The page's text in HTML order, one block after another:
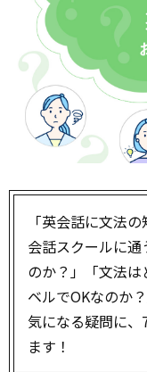
「英会話に文法
会話スクールに
のか？」「文法
ベルでOKなのか
気になる疑問に
ます！